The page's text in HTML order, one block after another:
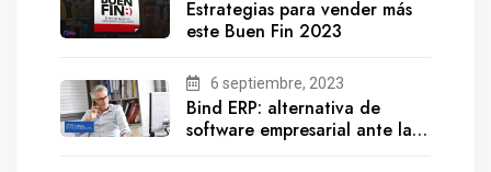
Estrategias para vender más
este Buen Fin 2023
6 septiembre, 2023
Bind ERP: alternativa de
software empresarial ante la